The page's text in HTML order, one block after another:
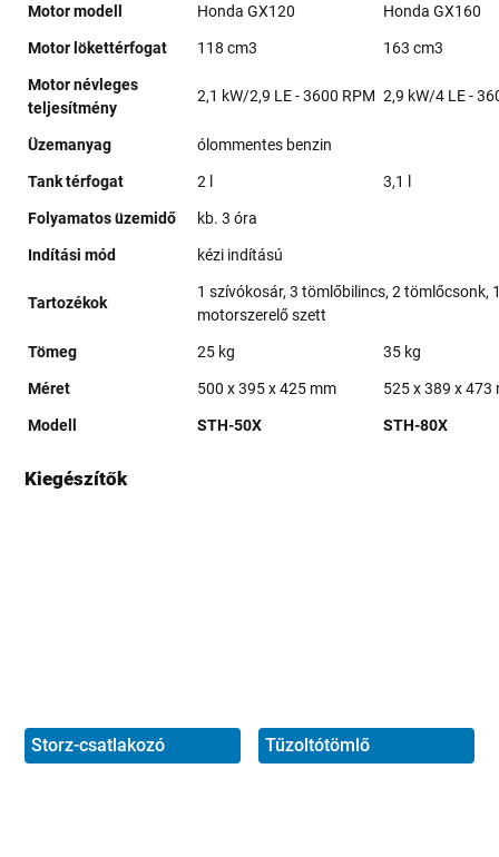
Motor modell Honda GX120 Honda GX160
Motor lökettérfogat 118 cm3 163 cm3
Motor névleges
teljesítmény
2,1 kW/2,9 LE - 3600 RPM 2,9 kW/4 LE -
Üzemanyag ólommentes benzin
Tank térfogat 2 l 3,1 l
Folyamatos üzemidő kb. 3 óra
Indítási mód kézi indítású
Tartozékok
1 szívókosár, 3 tömlőbilincs, 2 tömlőcsonk,
motorszerelő szett
Tömeg 25 kg 35 kg
Méret 500 x 395 x 425 mm 525 x 389 x 473
Modell STH-50X STH-80X
Kiegészítők
Storz-csatlakozó Tűzoltótömlő